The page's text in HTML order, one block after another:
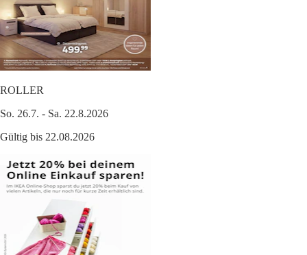
ROLLER
So. 26.7. - Sa. 22.8.2026
Gültig bis 22.08.2026